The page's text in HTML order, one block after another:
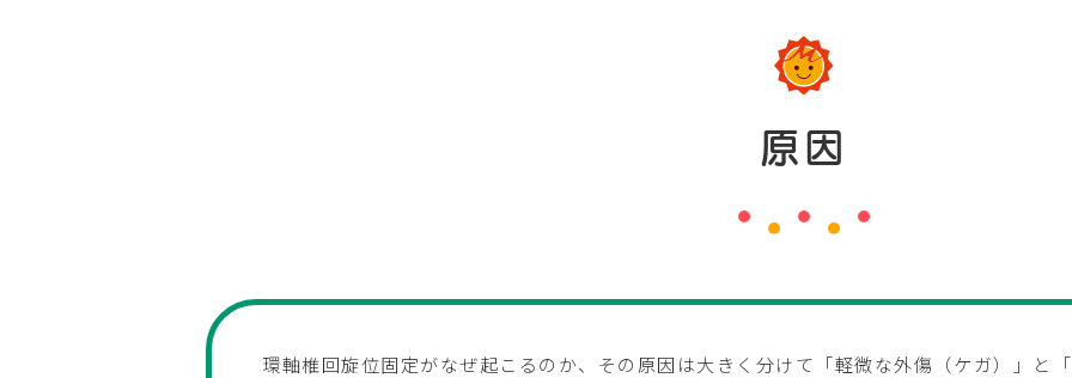
原因
環軸椎回旋位固定がなぜ起こるのか、その原因は大きく分けて「軽微な外傷（ケガ）」と